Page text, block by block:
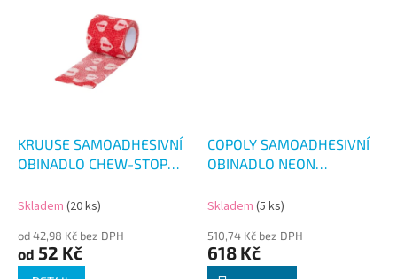
KRUUSE SAMOADHESIVNÍ
OBINADLO CHEW-STOP
Skladem (20 ks)
od 42,98 Kč bez DPH
od 52 Kč
COPOLY SAMOADHESIVNÍ
OBINADLO NEON
Skladem (5 ks)
510,74 Kč bez DPH
618 Kč